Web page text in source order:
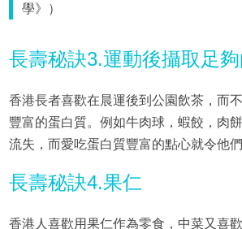
學》）
長壽秘訣3.運動後攝取足
香港長者喜歡在晨運後到公園飲茶，而
豐富的蛋白質。例如牛肉球，蝦餃，肉
流失，而愛吃蛋白質豐富的點心就令他
長壽秘訣4.果仁
香港人喜歡用果仁作為零食，中菜又喜